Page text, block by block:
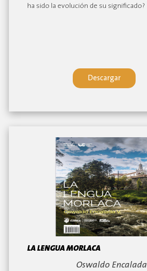
ha sido la evolución de su significado?
Descargar
LA LENGUA MORLACA
Oswaldo Encalada